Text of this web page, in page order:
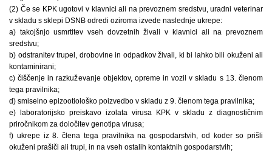
(2) Če se KPK ugotovi v klavnici ali na prevoznem sredstvu, uradni veterinar
v skladu s sklepi DSNB odredi oziroma izvede naslednje ukrepe:
a) takojšnjo usmrtitev vseh dovzetnih živali v klavnici ali na prevoznem
sredstvu;
b) odstranitev trupel, drobovine in odpadkov živali, ki bi lahko bili okuženi ali
kontaminirani;
c) čiščenje in razkuževanje objektov, opreme in vozil v skladu s 13. členom
tega pravilnika;
d) smiselno epizootiološko poizvedbo v skladu z 9. členom tega pravilnika;
e) laboratorijsko preiskavo izolata virusa KPK v skladu z diagnostičnim
priročnikom za določitev genotipa virusa;
f) ukrepe iz 8. člena tega pravilnika na gospodarstvih, od koder so prišli
okuženi prašiči ali trupi, in na vseh ostalih kontaktnih gospodarstvih;